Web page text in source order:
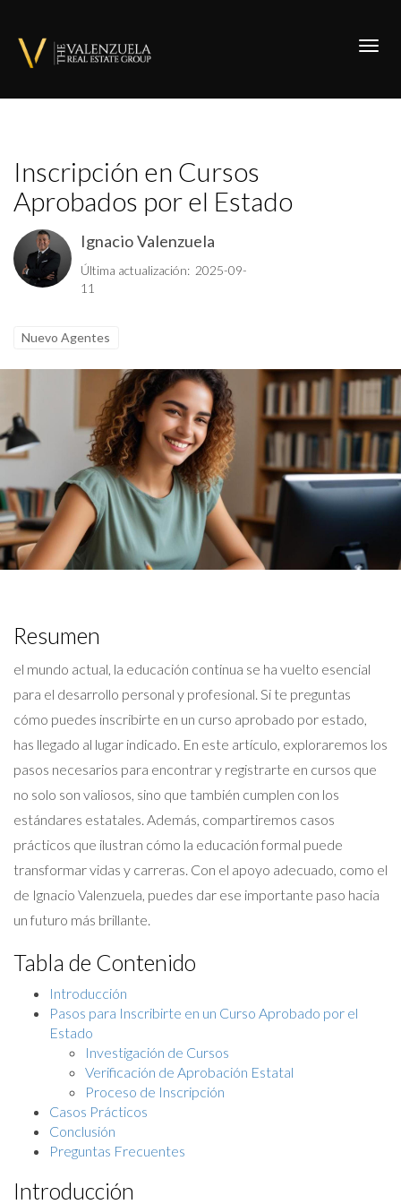
Inscripción en Cursos
Aprobados por el Estado
Ignacio Valenzuela
Última actualización: 2025-09-
11
Nuevo Agentes
Resumen
el mundo actual, la educación continua se ha vuelto esencial
para el desarrollo personal y profesional. Si te preguntas
cómo puedes inscribirte en un curso aprobado por estado,
has llegado al lugar indicado. En este artículo, exploraremos los
pasos necesarios para encontrar y registrarte en cursos que
no solo son valiosos, sino que también cumplen con los
estándares estatales. Además, compartiremos casos
prácticos que ilustran cómo la educación formal puede
transformar vidas y carreras. Con el apoyo adecuado, como el
de Ignacio Valenzuela, puedes dar ese importante paso hacia
un futuro más brillante.
Tabla de Contenido
Introducción
Pasos para Inscribirte en un Curso Aprobado por el
Estado
Investigación de Cursos
Verificación de Aprobación Estatal
Proceso de Inscripción
Casos Prácticos
Conclusión
Preguntas Frecuentes
Introducción